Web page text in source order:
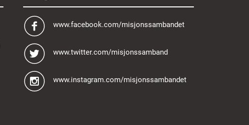
www.facebook.com/misjonssambandet
www.twitter.com/misjonssamband
www.instagram.com/misjonssambandet